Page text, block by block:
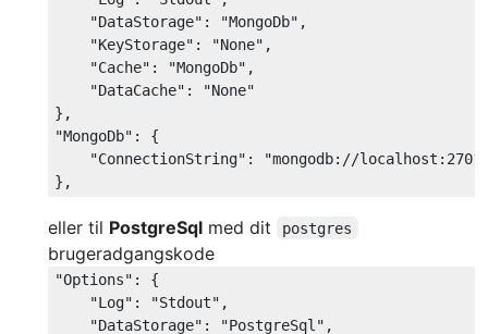
"DataStorage" : "MongoDb" ,
"KeyStorage" : "None" ,
"Cache" : "MongoDb" ,
"DataCache" :
"None"
"MongoDb" : {
"ConnectionString" :
"mongodb://
eller til PostgreSql med dit postgres
brugeradgangskode
"Options" : {
"Log" : "Stdout" ,
"DataStorage" : "PostgreSql" ,